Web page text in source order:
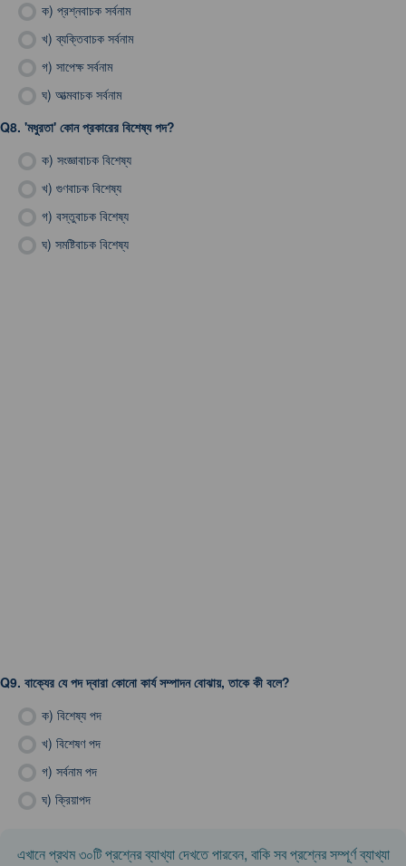
ক) প্রশ্নবাচক সর্বনাম
খ) ব্যক্তিবাচক সর্বনাম
গ) সাপেক্ষ সর্বনাম
ঘ) আত্মবাচক সর্বনাম
Q8. 'মধুরতা' কোন প্রকারের বিশেষ্য পদ?
ক) সংজ্ঞাবাচক বিশেষ্য
খ) গুণবাচক বিশেষ্য
গ) বস্তুবাচক বিশেষ্য
ঘ) সমষ্টিবাচক বিশেষ্য
Q9. বাক্যের যে পদ দ্বারা কোনো কার্য সম্পাদন বোঝায়, তাকে কী বলে?
ক) বিশেষ্য পদ
খ) বিশেষণ পদ
গ) সর্বনাম পদ
ঘ) ক্রিয়াপদ
এখানে প্রথম ৩০টি প্রশ্নের ব্যাখ্যা দেখতে পারবেন, বাকি সব প্রশ্নের সম্পূর্ণ ব্যাখ্যা